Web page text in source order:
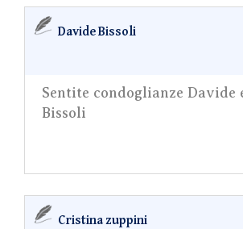
Davide Bissoli
Sentite condoglianze Davide e Sergio
Bissoli
Cristina zuppini